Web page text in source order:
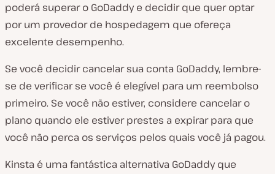
poderá superar o GoDaddy e decidir que quer optar
por um provedor de hospedagem que ofereça
excelente desempenho.
Se você decidir cancelar sua conta GoDaddy, lembre-
se de verificar se você é elegível para um reembolso
primeiro. Se você não estiver, considere cancelar o
plano quando ele estiver prestes a expirar para que
você não perca os serviços pelos quais você já pagou.
Kinsta é uma fantástica alternativa GoDaddy que